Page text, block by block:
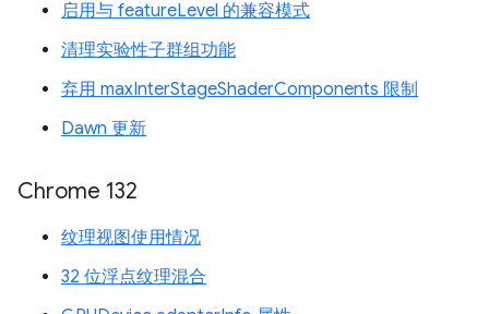
启用与 featureLevel 的兼容模式
清理实验性子群组功能
弃用 maxInterStageShaderComponents 限制
Dawn 更新
Chrome 132
纹理视图使用情况
32 位浮点纹理混合